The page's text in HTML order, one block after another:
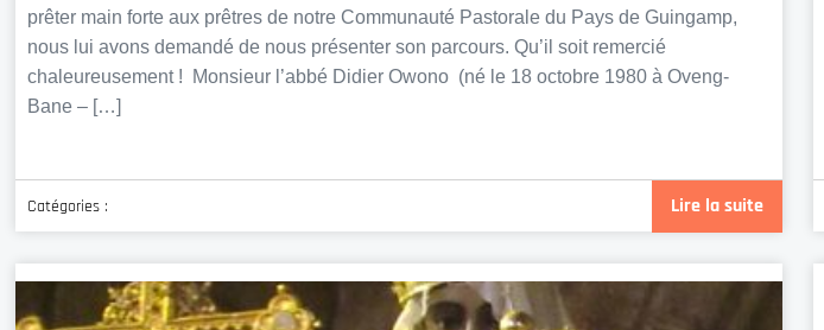
prêter main forte aux prêtres de notre Communauté Pastorale du Pays de Guingamp,
nous lui avons demandé de nous présenter son parcours. Qu’il soit remercié
chaleureusement ! Monsieur l’abbé Didier Owono (né le 18 octobre 1980 à Oveng-
Bane – […]
Lire la suite
Catégories :